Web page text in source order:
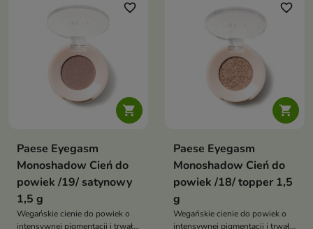
makijaż dzienny, jak i wyrazisty

favorite_border
Paese Eyegasm
Monoshadow Cień do
powiek /19/ satynowy
1,5 g
Wegańskie cienie do powiek o
intensywnej pigmentacji i trwałej

favorite_border
Paese Eyegasm
Monoshadow Cień do
powiek /18/ topper 1,5
g
Wegańskie cienie do powiek o
intensywnej pigmentacji i trwałej